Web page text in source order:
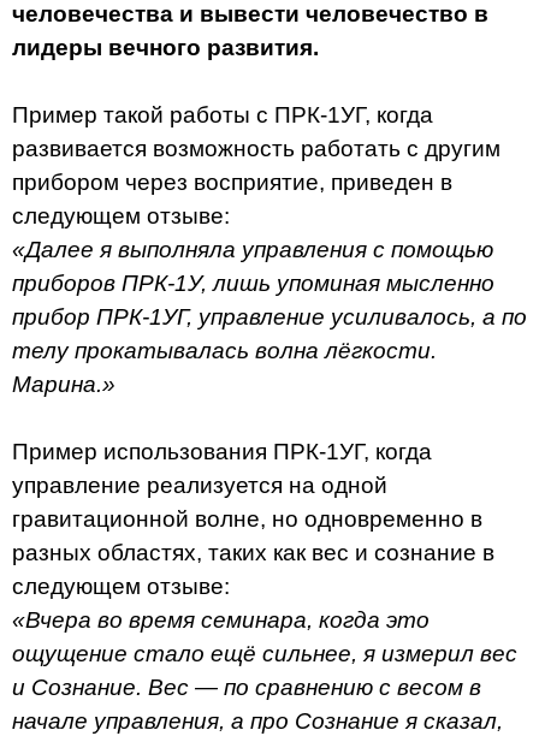
человечества и вывести человечество в
лидеры вечного развития.
Пример такой работы с ПРК-1УГ, когда
развивается возможность работать с другим
прибором через восприятие, приведен в
следующем отзыве:
«Далее я выполняла управления с помощью
приборов ПРК-1У, лишь упоминая мысленно
прибор ПРК-1УГ, управление усиливалось, а по
телу прокатывалась волна лёгкости.
Марина.»
Пример использования ПРК-1УГ, когда
управление реализуется на одной
гравитационной волне, но одновременно в
разных областях, таких как вес и сознание в
следующем отзыве:
«Вчера во время семинара, когда это
ощущение стало ещё сильнее, я измерил вес
и Сознание. Вес — по сравнению с весом в
начале управления, а про Сознание я сказал,